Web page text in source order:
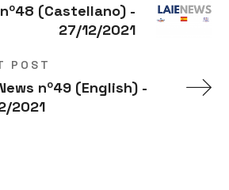
(Castellano) -
27/12/2021
POST
nº49 (English) -
2021